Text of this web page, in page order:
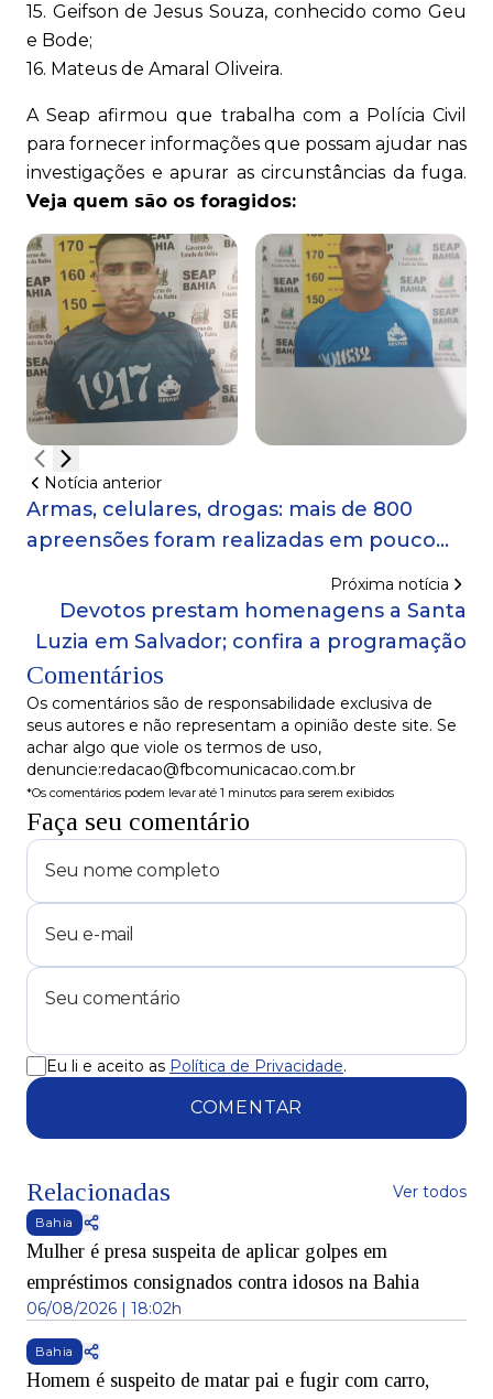
15. Geifson de Jesus Souza, conhecido como Geu
e Bode;
16. Mateus de Amaral Oliveira.
A Seap afirmou que trabalha com a Polícia Civil
para fornecer informações que possam ajudar nas
investigações e apurar as circunstâncias da fuga.
Veja quem são os foragidos:
Notícia anterior
Armas, celulares, drogas: mais de 800
apreensões foram realizadas em pouco
mais de um mês nos presídios da Bahia
Próxima notícia
Devotos prestam homenagens a Santa
Luzia em Salvador; confira a programação
Comentários
Os comentários são de responsabilidade exclusiva de
seus autores e não representam a opinião deste site. Se
achar algo que viole os termos de uso,
denuncie:redacao@fbcomunicacao.com.br
*Os comentários podem levar até 1 minutos para serem exibidos
Faça seu comentário
Eu li e aceito as Política de Privacidade.
COMENTAR
Relacionadas Ver todos
Bahia
Mulher é presa suspeita de aplicar golpes em
empréstimos consignados contra idosos na Bahia
06/08/2026 | 18:02h
Bahia
Homem é suspeito de matar pai e fugir com carro,